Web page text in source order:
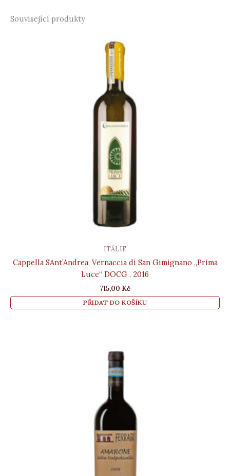
Související produkty
ITÁLIE
Cappella SAnt’Andrea, Vernaccia di San Gimignano „Prima
Luce“ DOCG , 2016
715,00 Kč
PŘIDAT DO KOŠÍKU